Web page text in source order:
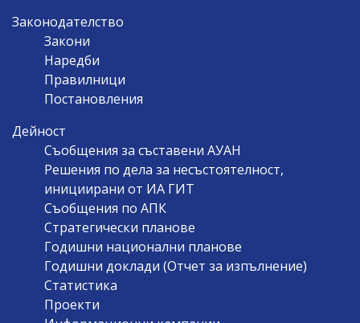
Законодателство
Закони
Наредби
Правилници
Постановления
Дейност
Съобщения за съставени АУАН
Решения по дела за несъстоятелност,
инициирани от ИА ГИТ
Съобщения по АПК
Стратегически планове
Годишни национални планове
Годишни доклади (Отчет за изпълнение)
Статистика
Проекти